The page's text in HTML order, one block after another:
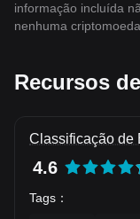
informação incluída
nenhuma
Recursos
Classificação de
4.6
Tags ：